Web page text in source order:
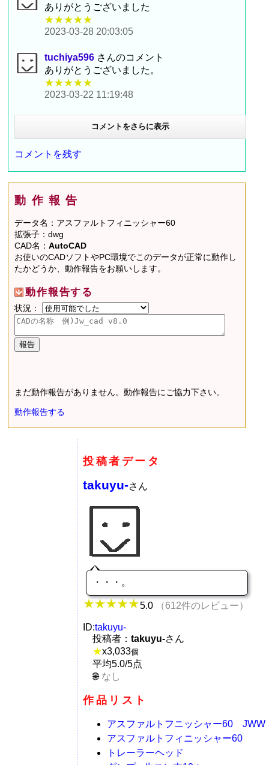
ありがとうございました
★★★★★
2023-03-28 20:03:05
tuchiya596 さんのコメント
ありがとうございました。
★★★★★
2023-03-22 11:19:48
コメントをさらに表示
コメントを残す
動作報告
データ名：アスファルトフィニッシャー60
拡張子：dwg
CAD名：AutoCAD
お使いのCADソフトやPC環境でこのデータが正常に動作し
たかどうか、動作報告をお願いします。
動作報告する
状況：
まだ動作報告がありません。動作報告にご協力下さい。
動作報告する
投稿者データ
takuyu-さん
・・・。
5.0 （612件のレビュー）
ID:takuyu-
投稿者： takuyu-さん
★x3,033個
平均5.0/5点
なし
作品リスト
アスファルトフニッシャー60 JWW
アスファルトフィニッシャー60
トレーラーヘッド